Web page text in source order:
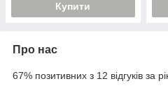
Купити
Про нас
67% позитивних з 12 відгуків за